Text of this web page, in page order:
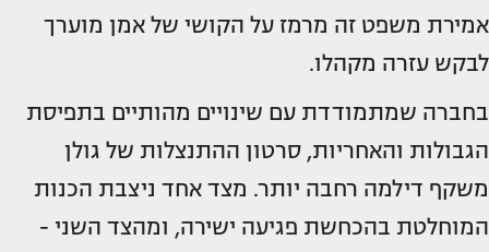
אמירת משפט זה מרמז על הקושי של אמן מוערך
לבקש עזרה מקהלו.
בחברה שמתמודדת עם שינויים מהותיים בתפיסת
הגבולות והאחריות, סרטון ההתנצלות של גולן
משקף דילמה רחבה יותר. מצד אחד ניצבת הכנות
המוחלטת בהכחשת פגיעה ישירה, ומהצד השני -